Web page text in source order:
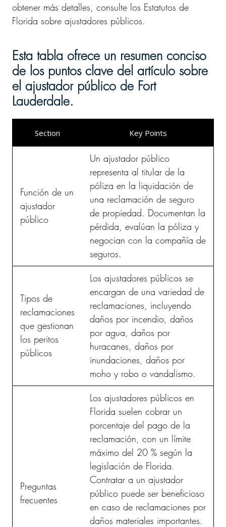
obtener más detalles, consulte los Estatutos de
Florida sobre ajustadores públicos.
Esta tabla ofrece un resumen conciso
de los puntos clave del artículo sobre
el ajustador público de Fort
Lauderdale.
Section Key Points
Función de un
ajustador
público
Un ajustador público
representa al titular de la
póliza en la liquidación de
una reclamación de seguro
de propiedad. Documentan la
pérdida, evalúan la póliza y
negocian con la compañía de
seguros.
Tipos de
reclamaciones
que gestionan
los peritos
públicos
Los ajustadores públicos se
encargan de una variedad de
reclamaciones, incluyendo
daños por incendio, daños
por agua, daños por
huracanes, daños por
inundaciones, daños por
moho y robo o vandalismo.
Preguntas
frecuentes
Los ajustadores públicos en
Florida suelen cobrar un
porcentaje del pago de la
reclamación, con un límite
máximo del 20 % según la
legislación de Florida.
Contratar a un ajustador
público puede ser beneficioso
en caso de reclamaciones por
daños materiales importantes.